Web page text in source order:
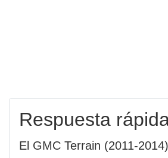
Respuesta
El GMC Terrain (2011-